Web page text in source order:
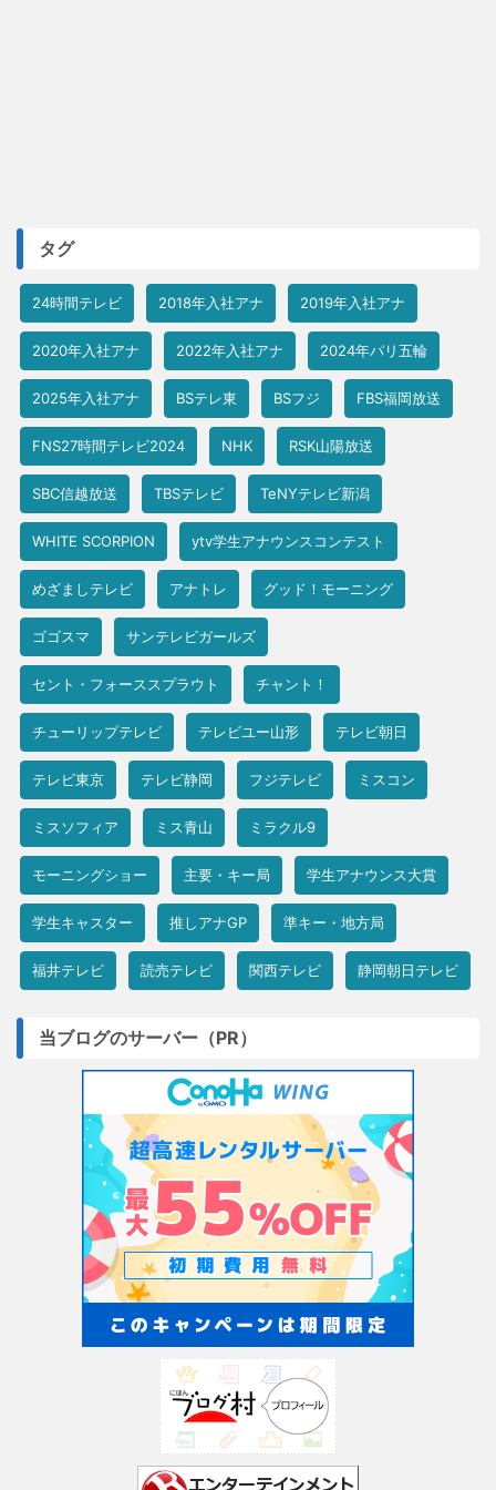
タグ
24時間テレビ 2018年入社アナ 2019年入社アナ
2020年入社アナ 2022年入社アナ 2024年パリ五輪
2025年入社アナ BSテレ東 BSフジ FBS福岡放送
FNS27時間テレビ2024 NHK RSK山陽放送
SBC信越放送 TBSテレビ TeNYテレビ新潟
WHITE SCORPION ytv学生アナウンスコンテスト
めざましテレビ アナトレ グッド！モーニング
ゴゴスマ サンテレビガールズ
セント・フォーススプラウト チャント！
チューリップテレビ テレビユー山形 テレビ朝日
テレビ東京 テレビ静岡 フジテレビ ミスコン
ミスソフィア ミス青山 ミラクル9
モーニングショー 主要・キー局 学生アナウンス大賞
学生キャスター 推しアナGP 準キー・地方局
福井テレビ 読売テレビ 関西テレビ 静岡朝日テレビ
当ブログのサーバー（PR）